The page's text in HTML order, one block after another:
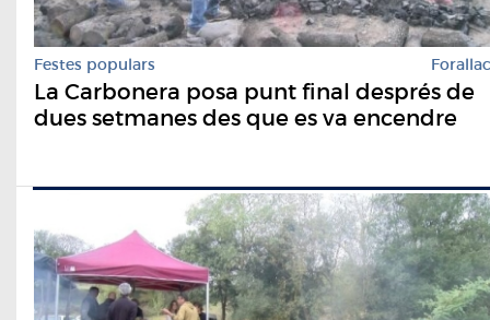
Festes populars Forallac
La Carbonera posa punt final després de
dues setmanes des que es va encendre